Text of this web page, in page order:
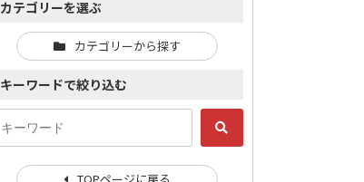
カテゴリーを選ぶ
カテゴリーから探す
キーワードで絞り込む